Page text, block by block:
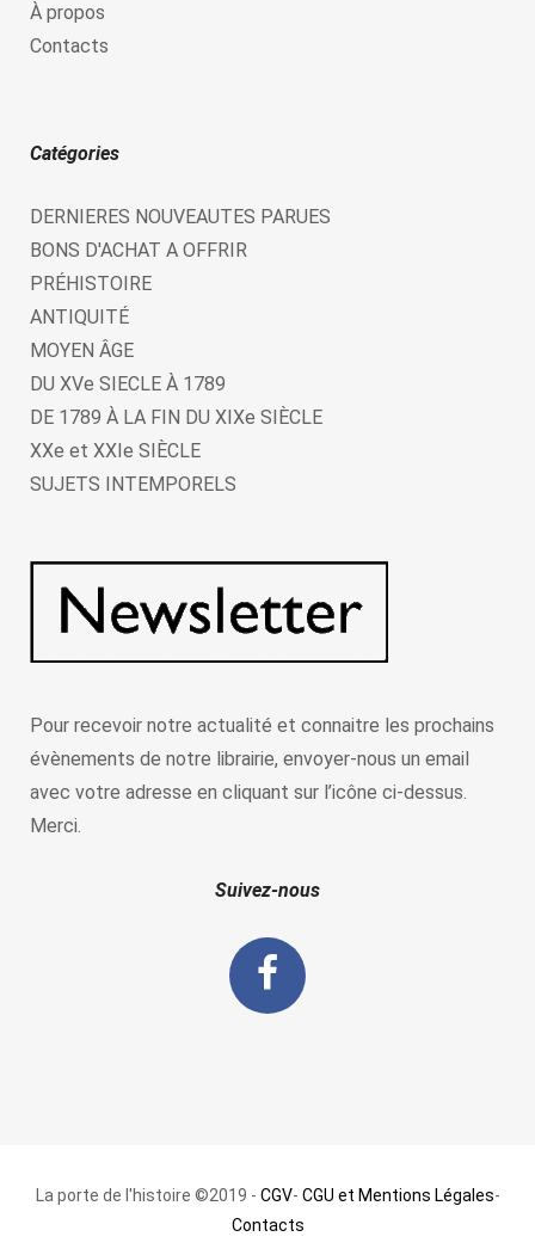
À propos
Contacts
Catégories
DERNIERES NOUVEAUTES PARUES
BONS D'ACHAT A OFFRIR
PRÉHISTOIRE
ANTIQUITÉ
MOYEN ÂGE
DU XVe SIECLE À 1789
DE 1789 À LA FIN DU XIXe SIÈCLE
XXe et XXIe SIÈCLE
SUJETS INTEMPORELS
Pour recevoir notre actualité et connaitre les prochains
évènements de notre librairie, envoyer-nous un email
avec votre adresse en cliquant sur l’icône ci-dessus.
Merci.
Suivez-nous
La porte de l'histoire ©2019 - CGV- CGU et Mentions Légales-
Contacts